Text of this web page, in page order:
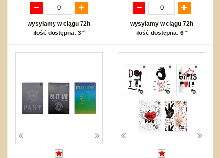
wysyłamy w ciągu 72h
ilość dostępna: 3 *
wysyłamy w ciągu 72h
ilość dostępna: 6 *